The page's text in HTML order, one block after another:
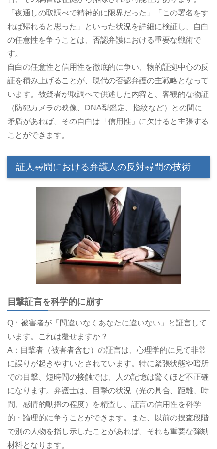
「夜通しの取調べで精神的に限界だった」「この署名をす
れば帰れると思った」といった状況を詳細に検証し、自白
の任意性を争うことは、否認弁護における重要な戦術で
す。
自白の任意性と信用性を徹底的に争い、物的証拠中心の反
証を積み上げることが、現代の否認弁護の主戦略となって
います。被疑者が取調べで供述した内容と、客観的な物証
（防犯カメラの映像、DNA型鑑定、指紋など）との間に
矛盾があれば、その自白は「信用性」に欠けると主張する
ことができます。
証人尋問における弁護人の反対尋問の技術
目撃証言を科学的に崩す
Q：被害者が「間違いなくあなたに違いない」と証言して
います。これは覆せますか？
A：目撃者（被害者含む）の証言は、心理学的に見て非常
に誤りが起きやすいとされています。特に緊張状態や暗所
での目撃、短時間の接触では、人の記憶は驚くほど不正確
になります。弁護士は、目撃の状況（光の具合、距離、時
間、感情的動揺の程度）を精査し、証言の信用性を科学
的・論理的に争うことができます。また、以前の捜査段階
で別の人物を指し示したことがあれば、それも重要な弾劾
材料となります。